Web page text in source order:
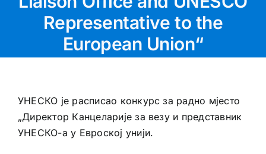
Representative to the
European Union“
УНЕСКО је расписао конкурс за радно мјесто
„Директор Канцеларије за везу и представник
УНЕСКО-а у Евроској унији.